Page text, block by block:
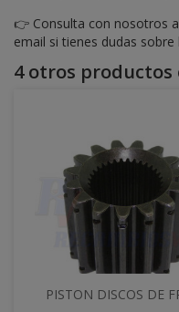
👉 Consulta con nosotros
email si tienes dudas
4 otros productos
PISTON DISCOS DE